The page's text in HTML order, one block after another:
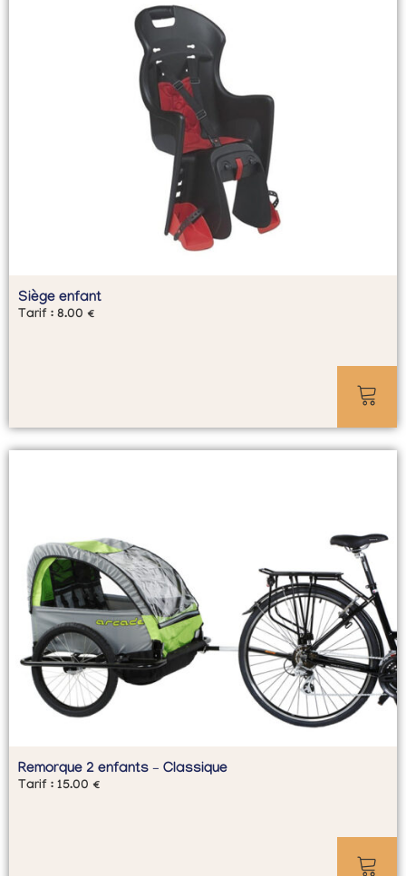
Siège enfant
Tarif : 8.00 €
Remorque 2 enfants – Classique
Tarif : 15.00 €